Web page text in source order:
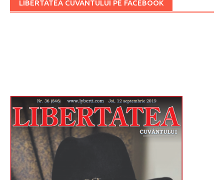
LIBERTATEA CUVÂNTULUI PE FACEBOOK